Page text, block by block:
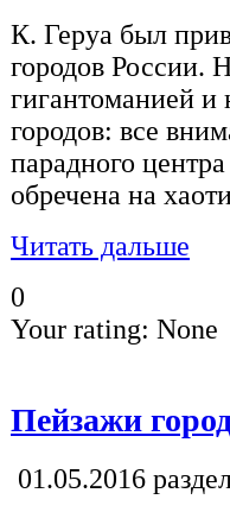
К. Геруа был
городов России.
гигантоманией и
городов: все
парадного
обречена на
Читать дальше
0
Your rating: None
Пейзажи
01.05.2016